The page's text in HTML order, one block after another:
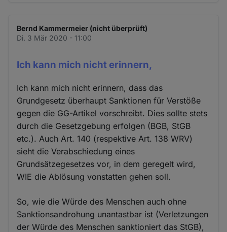
Bernd Kammermeier (nicht überprüft)
Di. 3 Mär 2020 - 11:00
Ich kann mich nicht erinnern,
Ich kann mich nicht erinnern, dass das
Grundgesetz überhaupt Sanktionen für Verstöße
gegen die GG-Artikel vorschreibt. Dies sollte stets
durch die Gesetzgebung erfolgen (BGB, StGB
etc.). Auch Art. 140 (respektive Art. 138 WRV)
sieht die Verabschiedung eines
Grundsätzegesetzes vor, in dem geregelt wird,
WIE die Ablösung vonstatten gehen soll.
So, wie die Würde des Menschen auch ohne
Sanktionsandrohung unantastbar ist (Verletzungen
der Würde des Menschen sanktioniert das StGB),